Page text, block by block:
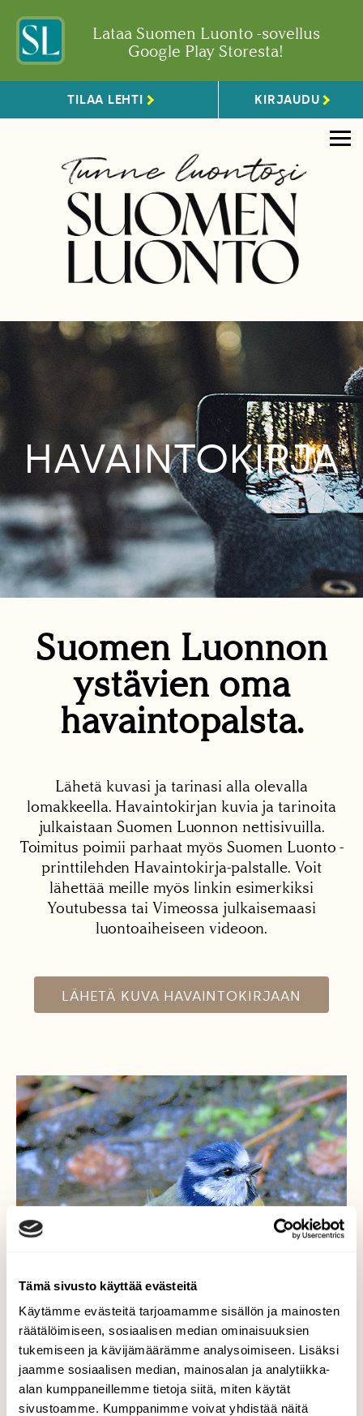
Tämä sivusto käyttää evästeitä
Käytämme evästeitä tarjoamamme sisällön ja mainosten
räätälöimiseen, sosiaalisen median ominaisuuksien
tukemiseen ja kävijämäärämme analysoimiseen. Lisäksi
jaamme sosiaalisen median, mainosalan ja analytiikka-
alan kumppaneillemme tietoja siitä, miten käytät
sivustoamme. Kumppanimme voivat yhdistää näitä
Lataa Suomen Luonto -sovellus
Google Play Storesta!
TILAA LEHTI KIRJAUDU
HAVAINTOKIRJA
Suomen Luonnon
ystävien oma
havaintopalsta.
Lähetä kuvasi ja tarinasi alla olevalla
lomakkeella. Havaintokirjan kuvia ja tarinoita
julkaistaan Suomen Luonnon nettisivuilla.
Toimitus poimii parhaat myös Suomen Luonto -
printtilehden Havaintokirja-palstalle. Voit
lähettää meille myös linkin esimerkiksi
Youtubessa tai Vimeossa julkaisemaasi
luontoaiheiseen videoon.
LÄHETÄ KUVA HAVAINTOKIRJAAN